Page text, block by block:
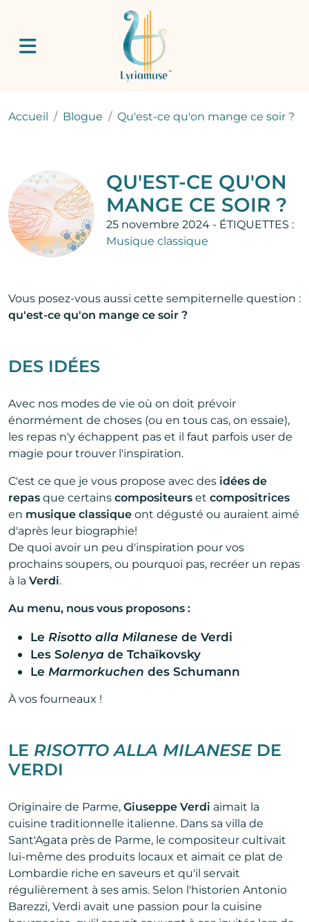
Aller au contenu principal
Accueil Blogue Qu'est-ce qu'on mange ce soir ?
QU'EST-CE QU'ON
MANGE CE SOIR ?
25 novembre 2024 - ÉTIQUETTES :
Musique classique
Vous posez-vous aussi cette sempiternelle question :
qu'est-ce qu'on mange ce soir ?
DES IDÉES
Avec nos modes de vie où on doit prévoir
énormément de choses (ou en tous cas, on essaie),
les repas n'y échappent pas et il faut parfois user de
magie pour trouver l'inspiration.
C'est ce que je vous propose avec des idées de
repas que certains compositeurs et compositrices
en musique classique ont dégusté ou auraient aimé
d'après leur biographie!
De quoi avoir un peu d'inspiration pour vos
prochains soupers, ou pourquoi pas, recréer un repas
à la Verdi.
Au menu, nous vous proposons :
Le Risotto alla Milanese de Verdi
Les Solenya de Tchaïkovsky
Le Marmorkuchen des Schumann
À vos fourneaux !
LE RISOTTO ALLA MILANESEDE
VERDI
Originaire de Parme, Giuseppe Verdi aimait la
cuisine traditionnelle italienne. Dans sa villa de
Sant'Agata près de Parme, le compositeur cultivait
lui-même des produits locaux et aimait ce plat de
Lombardie riche en saveurs et qu'il servait
régulièrement à ses amis. Selon l'historien Antonio
Barezzi, Verdi avait une passion pour la cuisine